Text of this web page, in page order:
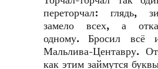
переторчал: глядь,
замело всех, а
одному. Бросил всё
Мальлива-Центавру.
как этим займутся